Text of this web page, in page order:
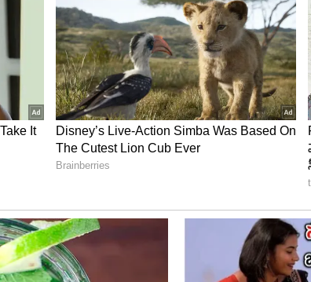
ప్రొడక్షన్స్ ప్రణాళిక సిద్ధం చేస్తోందని సమాచారం. అంతే
అగస్ట్ 22 చిరంజీవి బర్త్ డే నాటికి అదిరిపోయే
ఈసినిమా రిలీజ్ సంక్రాంతికి కన్ ఫామ్
సమాచారం.